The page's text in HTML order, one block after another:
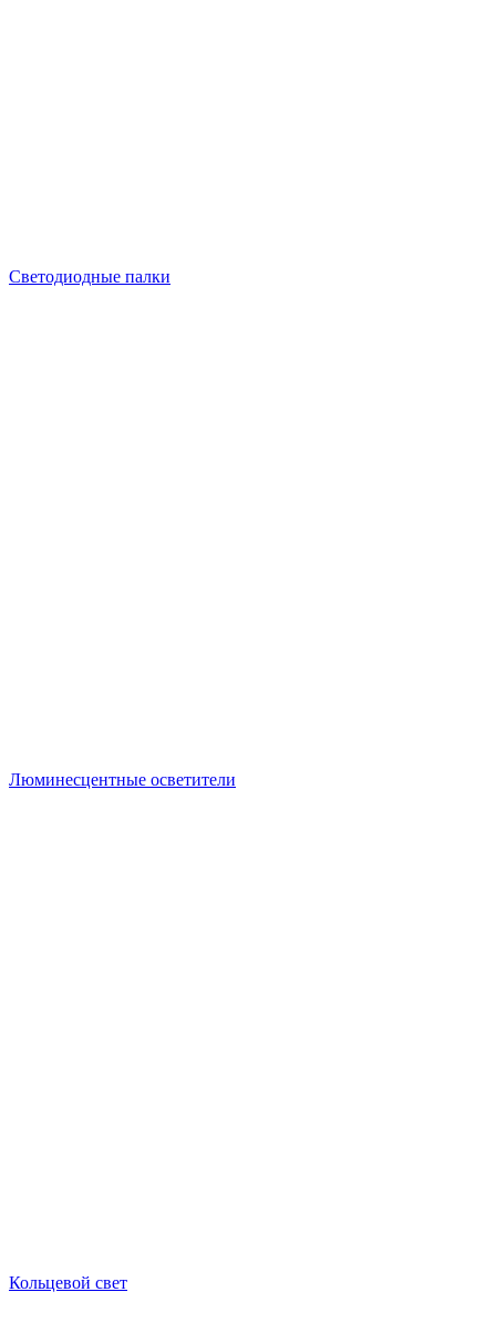
Светодиодные палки
Люминесцентные осветители
Кольцевой свет